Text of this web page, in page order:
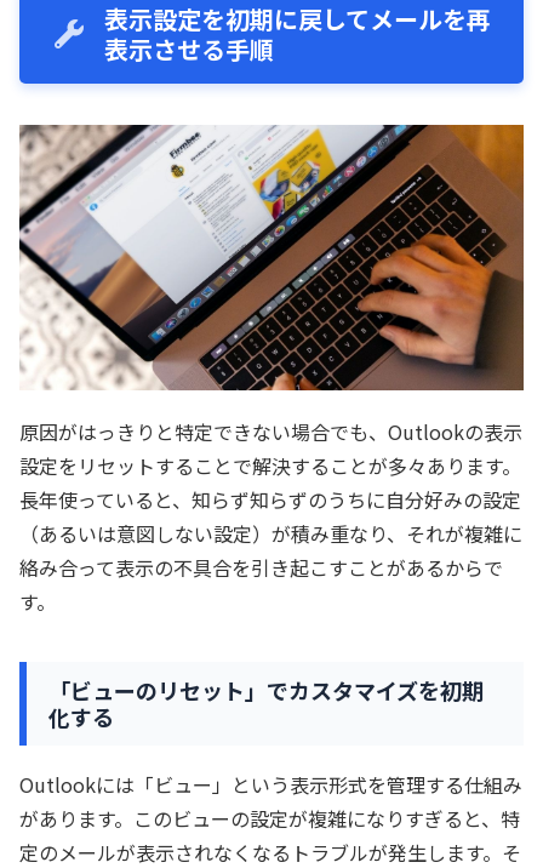
表示設定を初期に戻してメールを再
表示させる手順
原因がはっきりと特定できない場合でも、Outlookの表示
設定をリセットすることで解決することが多々あります。
長年使っていると、知らず知らずのうちに自分好みの設定
（あるいは意図しない設定）が積み重なり、それが複雑に
絡み合って表示の不具合を引き起こすことがあるからで
す。
「ビューのリセット」でカスタマイズを初期
化する
Outlookには「ビュー」という表示形式を管理する仕組み
があります。このビューの設定が複雑になりすぎると、特
定のメールが表示されなくなるトラブルが発生します。そ